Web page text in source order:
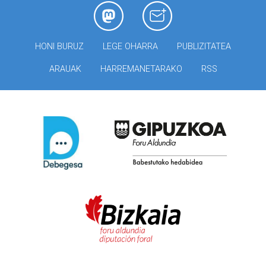
HONI BURUZ LEGE OHARRA PUBLIZITATEA
ARAUAK HARREMANETARAKO RSS